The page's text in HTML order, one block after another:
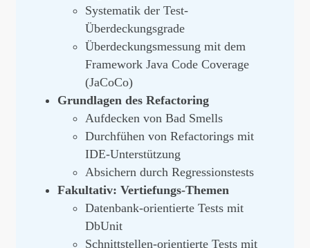
Systematik der Test-
Überdeckungsgrade
Überdeckungsmessung mit dem
Framework Java Code Coverage
(JaCoCo)
Grundlagen des Refactoring
Aufdecken von Bad Smells
Durchfühen von Refactorings mit
IDE-Unterstützung
Absichern durch Regressionstests
Fakultativ: Vertiefungs-Themen
Datenbank-orientierte Tests mit
DbUnit
Schnittstellen-orientierte Tests mit